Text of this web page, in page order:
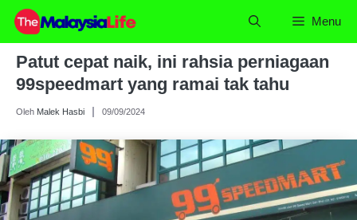
Skip
content
Menu
Patut cepat naik, ini rahsia perniagaan
99speedmart yang ramai tak tahu
Oleh Malek Hasbi 09/09/2024